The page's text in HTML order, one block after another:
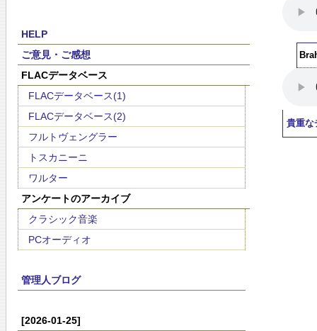
HELP
ご意見・ご感想
FLACデータベース
FLACデータベース(1)
FLACデータベース(2)
フルトヴェングラー
トスカニーニ
ワルター
アンケートのアーカイブ
クラシック音楽
PCオーディオ
管理人ブログ
[2026-01-25]
貴重な